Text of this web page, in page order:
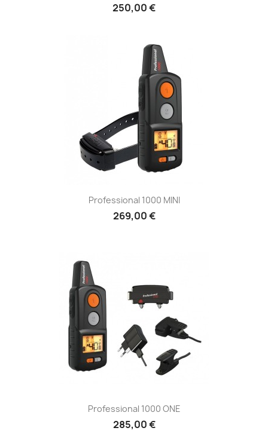
250,00 €
Professional 1000 MINI
269,00 €
Professional 1000 ONE
285,00 €